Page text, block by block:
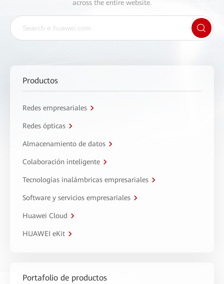
across the entire website.
Productos
Redes empresariales
Redes ópticas
Almacenamiento de datos
Colaboración inteligente
Tecnologías inalámbricas empresariales
Software y servicios empresariales
Huawei Cloud
HUAWEI eKit
Portafolio de productos